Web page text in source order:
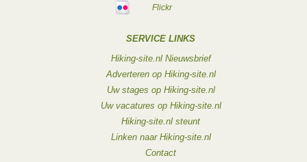
Flickr
SERVICE LINKS
Hiking-site.nl Nieuwsbrief
Adverteren op Hiking-site.nl
Uw stages op Hiking-site.nl
Uw vacatures op Hiking-site.nl
Hiking-site.nl steunt
Linken naar Hiking-site.nl
Contact